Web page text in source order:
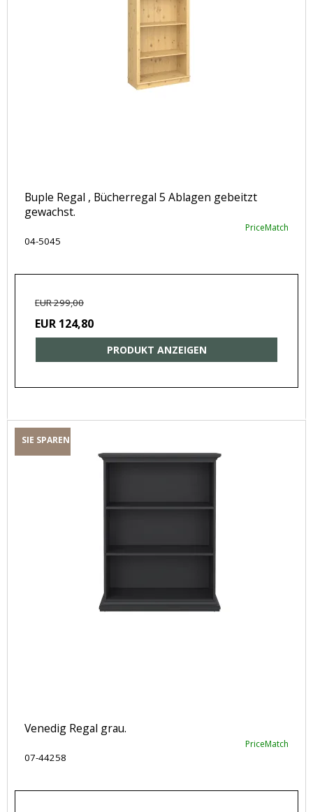
Buple Regal , Bücherregal 5 Ablagen gebeitzt
gewachst.
PriceMatch
04-5045
EUR 299,00
EUR 124,80
PRODUKT ANZEIGEN
SIE SPAREN
Venedig Regal grau.
PriceMatch
07-44258